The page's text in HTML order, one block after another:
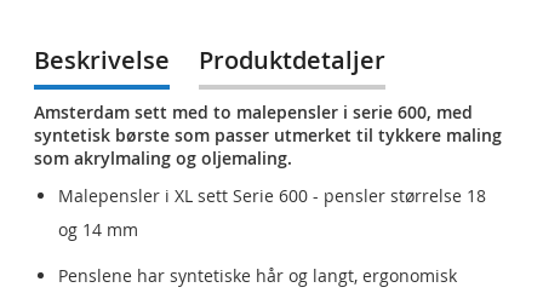
Beskrivelse
Amsterdam sett med to malepensler i serie 600, med
syntetisk børste som passer utmerket til tykkere maling
som akrylmaling og oljemaling.
Malepensler i XL sett Serie 600 - pensler størrelse 18
og 14 mm
Penslene har syntetiske hår og langt, ergonomisk
Produktdetaljer